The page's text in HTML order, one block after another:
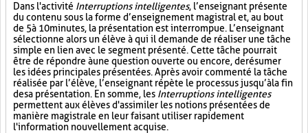
Dans l'activité Interruptions intelligentes, l’enseignant présente
du contenu sous la forme d’enseignement magistral et, au bout
de 5 à 10 minutes, la présentation est interrompue. L’enseignant
sélectionne alors un élève à qui il demande de réaliser une tâche
simple en lien avec le segment présenté. Cette tâche pourrait
être de répondre à une question ouverte ou encore, de résumer
les idées principales présentées. Après avoir commenté la tâche
réalisée par l’élève, l’enseignant répète le processus jusqu’à la fin
de sa présentation. En somme, les Interruptions intelligentes
permettent aux élèves d'assimiler les notions présentées de
manière magistrale en leur faisant utiliser rapidement
l'information nouvellement acquise.